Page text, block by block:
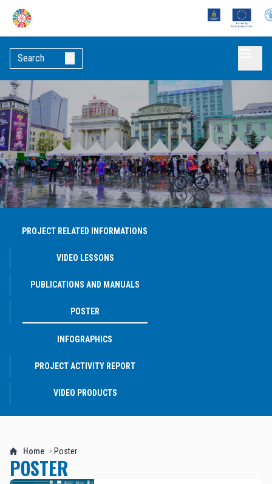
PROJECT RELATED INFORMATIONS
VIDEO LESSONS
PUBLICATIONS AND MANUALS
POSTER
INFOGRAPHICS
PROJECT ACTIVITY REPORT
VIDEO PRODUCTS
Home Poster
POSTER